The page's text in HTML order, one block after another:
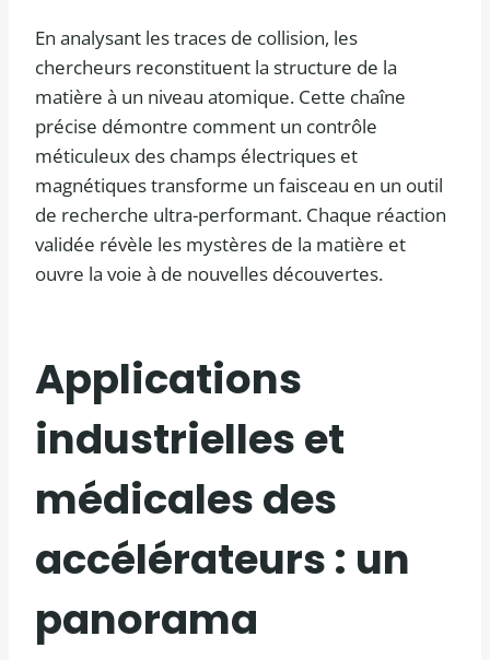
En analysant les traces de collision, les
chercheurs reconstituent la structure de la
matière à un niveau atomique. Cette chaîne
précise démontre comment un contrôle
méticuleux des champs électriques et
magnétiques transforme un faisceau en un outil
de recherche ultra-performant. Chaque réaction
validée révèle les mystères de la matière et
ouvre la voie à de nouvelles découvertes.
Applications
industrielles et
médicales des
accélérateurs : un
panorama